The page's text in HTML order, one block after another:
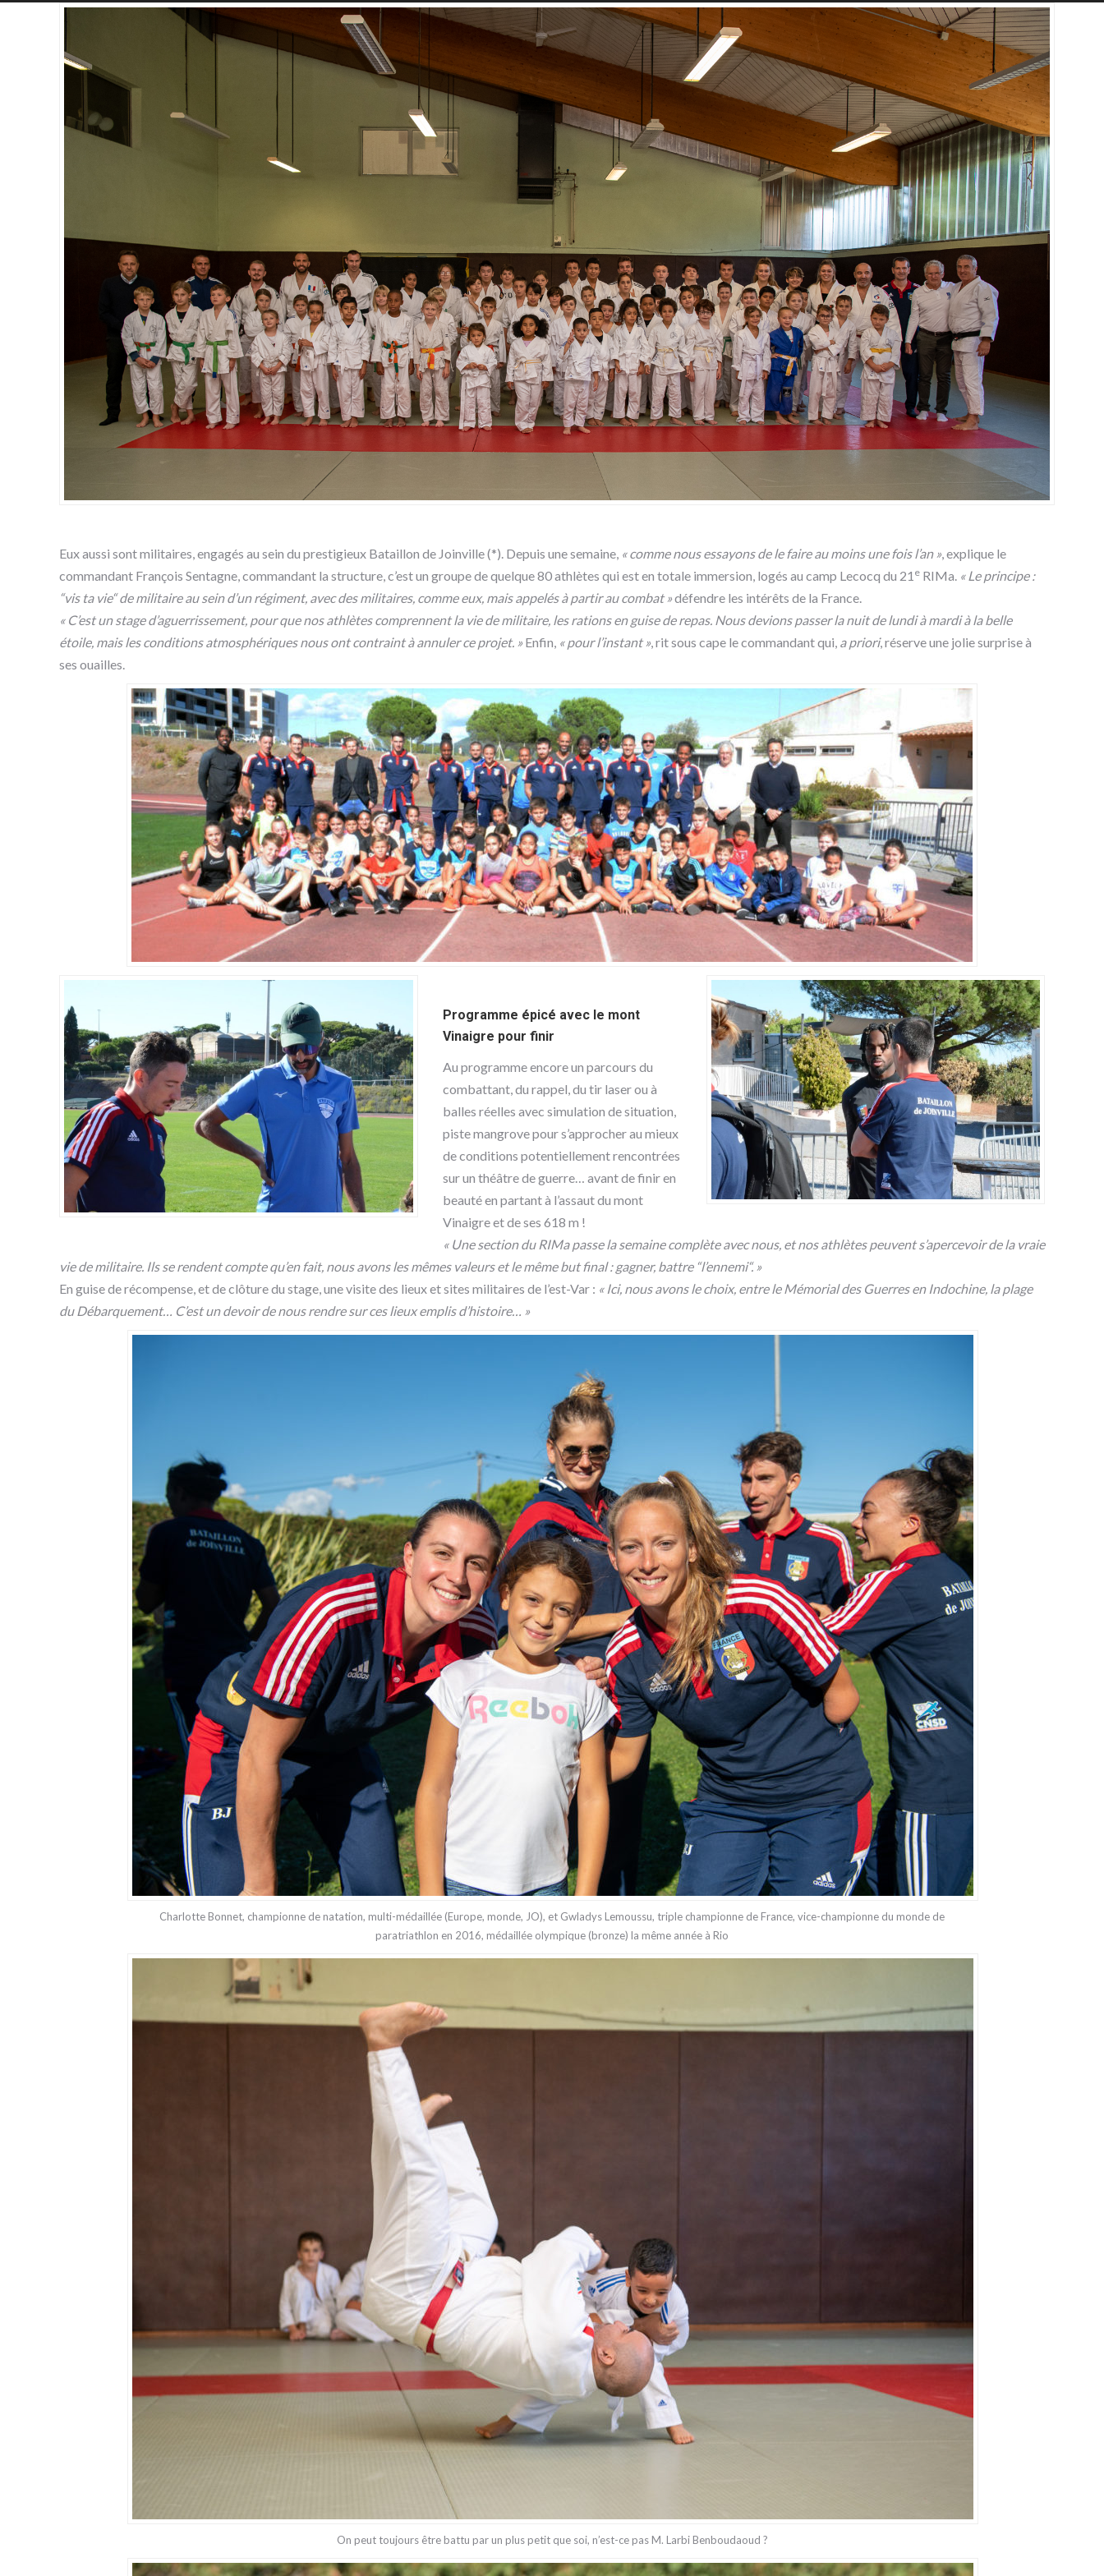
Eux aussi sont militaires, engagés au sein du prestigieux Bataillon de Joinville (*). Depuis une semaine, « comme nous essayons de le faire au moins une fois l’an », explique le
commandant François Sentagne, commandant la structure, c’est un groupe de quelque 80 athlètes qui est en totale immersion, logés au camp Lecocq du 21 e RIMa. « Le principe :
“vis ta vie“ de militaire au sein d’un régiment, avec des militaires, comme eux, mais appelés à partir au combat »défendre les intérêts de la France.
« C’est un stage d’aguerrissement, pour que nos athlètes comprennent la vie de militaire, les rations en guise de repas. Nous devions passer la nuit de lundi à mardi à la belle
étoile, mais les conditions atmosphériques nous ont contraint à annuler ce projet. »Enfin, « pour l’instant », rit sous cape le commandant qui, a priori, réserve une jolie surprise à
ses ouailles.
Programme épicé avec le mont
Vinaigre pour finir
Au programme encore un parcours du
combattant, du rappel, du tir laser ou à
balles réelles avec simulation de situation,
piste mangrove pour s’approcher au mieux
de conditions potentiellement rencontrées
sur un théâtre de guerre… avant de finir en
beauté en partant à l’assaut du mont
Vinaigre et de ses 618 m !
« Une section du RIMa passe la semaine complète avec nous, et nos athlètes peuvent s’apercevoir de la vraie
vie de militaire. Ils se rendent compte qu’en fait, nous avons les mêmes valeurs et le même but final : gagner, battre “l’ennemi“. »
En guise de récompense, et de clôture du stage, une visite des lieux et sites militaires de l’est-Var : « Ici, nous avons le choix, entre le Mémorial des Guerres en Indochine, la plage
du Débarquement… C’est un devoir de nous rendre sur ces lieux emplis d’histoire… »
Charlotte Bonnet, championne de natation, multi-médaillée (Europe, monde, JO), et Gwladys Lemoussu, triple championne de France, vice-championne du monde de
paratriathlon en 2016, médaillée olympique (bronze) la même année à Rio
On peut toujours être battu par un plus petit que soi, n’est-ce pas M. Larbi Benboudaoud ?